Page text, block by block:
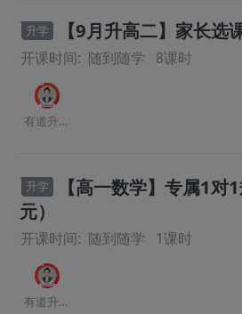
升学 【9月升高二】家长选
开课时间: 随到随学 8课时
有道升学规划师
升学
【高一数学】专属1对
元）
开课时间: 随到随学 1课时
有道升学规划师